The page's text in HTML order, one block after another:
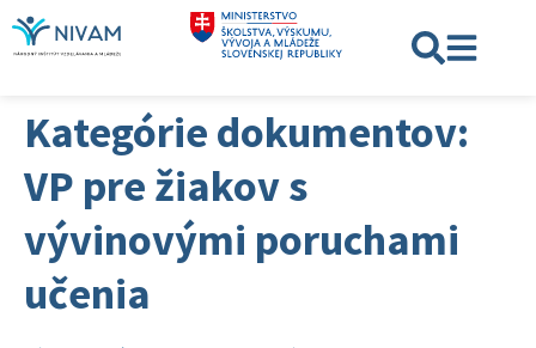
Kategórie dokumentov:
VP pre žiakov s
vývinovými poruchami
učenia